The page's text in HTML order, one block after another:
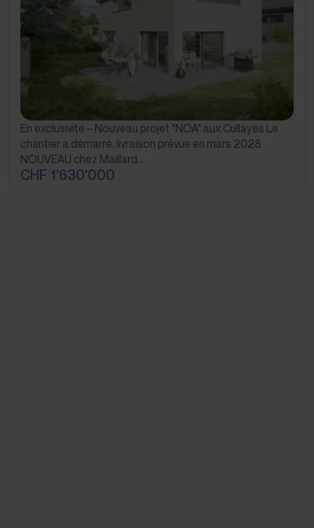
En exclusivité – Nouveau projet "NOA" aux Cullayes Le
chantier a démarré, livraison prévue en mars 2028
NOUVEAU chez Maillard…
CHF 1'630'000